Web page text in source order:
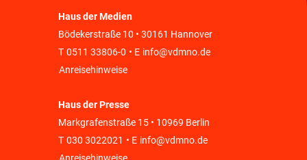
Haus der Medien
Bödekerstraße 10 • 30161 Hannover
T 0511 33806-0 • E info@vdmno.de
Anreisehinweise
Haus der Presse
Markgrafenstraße 15 • 10969 Berlin
T 030 3022021 • E info@vdmno.de